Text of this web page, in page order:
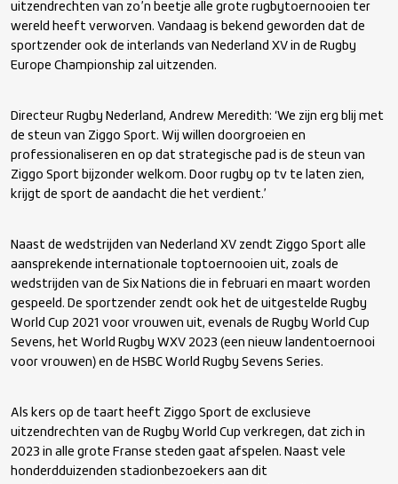
uitzendrechten van zo’n beetje alle grote rugbytoernooien ter
wereld heeft verworven. Vandaag is bekend geworden dat de
sportzender ook de interlands van Nederland XV in de Rugby
Europe Championship zal uitzenden.
Directeur Rugby Nederland, Andrew Meredith: ‘We zijn erg blij met
de steun van Ziggo Sport. Wij willen doorgroeien en
professionaliseren en op dat strategische pad is de steun van
Ziggo Sport bijzonder welkom. Door rugby op tv te laten zien,
krijgt de sport de aandacht die het verdient.’
Naast de wedstrijden van Nederland XV zendt Ziggo Sport alle
aansprekende internationale toptoernooien uit, zoals de
wedstrijden van de Six Nations die in februari en maart worden
gespeeld. De sportzender zendt ook het de uitgestelde Rugby
World Cup 2021 voor vrouwen uit, evenals de Rugby World Cup
Sevens, het World Rugby WXV 2023 (een nieuw landentoernooi
voor vrouwen) en de HSBC World Rugby Sevens Series.
Als kers op de taart heeft Ziggo Sport de exclusieve
uitzendrechten van de Rugby World Cup verkregen, dat zich in
2023 in alle grote Franse steden gaat afspelen. Naast vele
honderdduizenden stadionbezoekers aan dit